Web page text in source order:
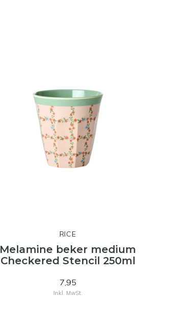
RICE
Melamine beker medium
Checkered Stencil 250ml
7,95
Inkl. MwSt.